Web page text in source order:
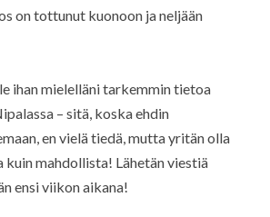
on tottunut kuonoon ja neljään
ihan mielelläni tarkemmin tietoa
– sitä, koska ehdin
en vielä tiedä, mutta yritän olla
kuin mahdollista! Lähetän viestiä
ensi viikon aikana!